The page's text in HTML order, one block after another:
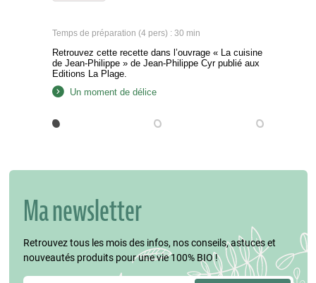
Temps de préparation (4 pers) : 30 min
Retrouvez cette recette dans l’ouvrage « La cuisine
de Jean-Philippe » de Jean-Philippe Cyr publié aux
Editions La Plage.
Un moment de délice
Ma newsletter
Retrouvez tous les mois des infos, nos conseils, astuces et
nouveautés produits pour une vie 100% BIO !